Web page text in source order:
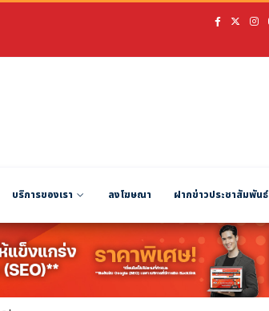
บริการของเรา ลงโฆษณา ฝากข่าวประชาสัมพันธ์